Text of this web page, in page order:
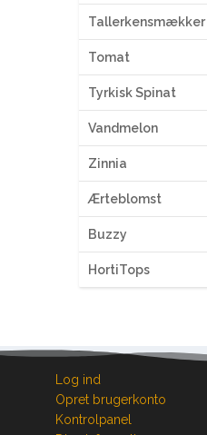
Tallerkensmækker
Tomat
Tyrkisk Spinat
Vandmelon
Zinnia
Ærteblomst
Buzzy
HortiTops
Log ind
Opret brugerkonto
Kontrolpanel